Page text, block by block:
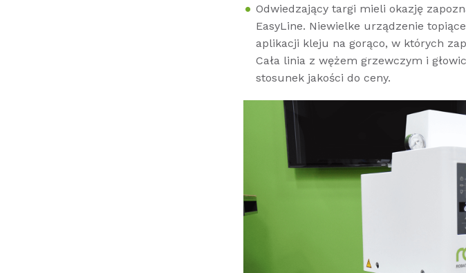
Odwiedzający targi mieli okazję
EasyLine. Niewielke urządzenie
aplikacji kleju na gorąco, w których
Cała linia z wężem grzewczym i
stosunek jakości do ceny.